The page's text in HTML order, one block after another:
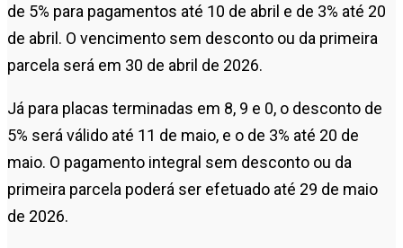
de 5% para pagamentos até 10 de abril e de 3% até 20
de abril. O vencimento sem desconto ou da primeira
parcela será em 30 de abril de 2026.
Já para placas terminadas em 8, 9 e 0, o desconto de
5% será válido até 11 de maio, e o de 3% até 20 de
maio. O pagamento integral sem desconto ou da
primeira parcela poderá ser efetuado até 29 de maio
de 2026.